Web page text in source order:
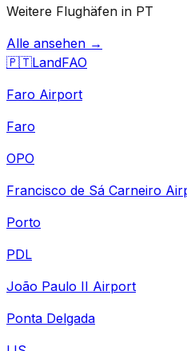
Weitere Flughäfen in PT
Alle ansehen →
🇵🇹LandFAO
Faro Airport
Faro
OPO
Francisco de Sá Carneiro
Porto
PDL
João Paulo II Airport
Ponta Delgada